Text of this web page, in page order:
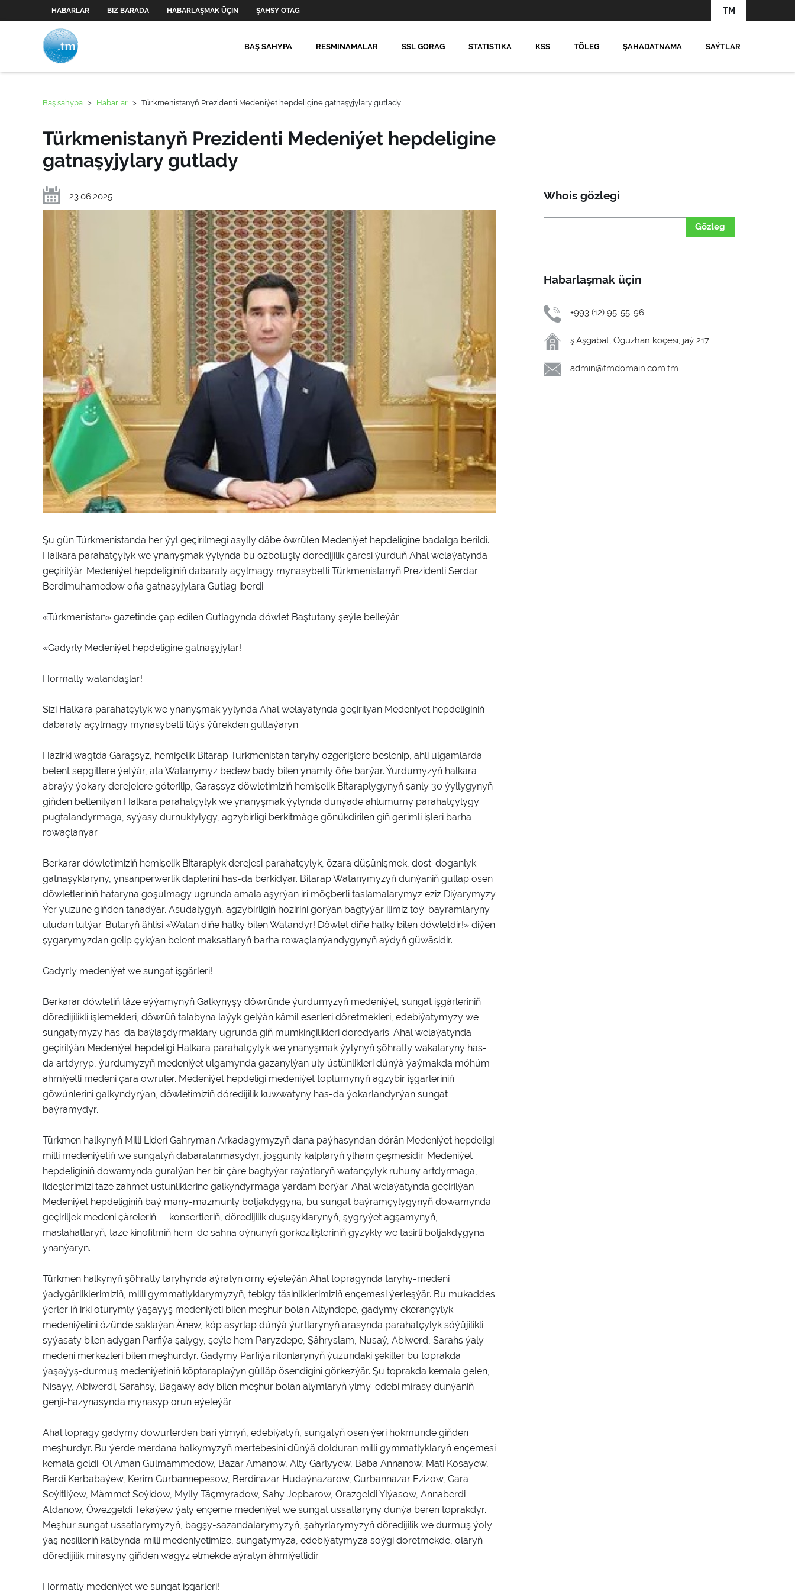
HABARLAR BIZ BARADA HABARLAŞMAK ÜÇIN ŞAHSY OTAG TM
BAŞ SAHYPA RESMINAMALAR SSL GORAG STATISTIKA KSS TÖLEG ŞAHADATNAMA SAÝTLAR
Baş sahypa > Habarlar > Türkmenistanyň Prezidenti Medeniýet hepdeligine gatnaşyjylary gutlady
Türkmenistanyň Prezidenti Medeniýet hepdeligine
gatnaşyjylary gutlady
23.06.2025
Şu gün Türkmenistanda her ýyl geçirilmegi asylly däbe öwrülen Medeniýet hepdeligine badalga berildi.
Halkara parahatçylyk we ynanyşmak ýylynda bu özboluşly döredijilik çäresi ýurduň Ahal welaýatynda
geçirilýär. Medeniýet hepdeliginiň dabaraly açylmagy mynasybetli Türkmenistanyň Prezidenti Serdar
Berdimuhamedow oňa gatnaşyjylara Gutlag iberdi.
«Türkmenistan» gazetinde çap edilen Gutlagynda döwlet Baştutany şeýle belleýär:
«Gadyrly Medeniýet hepdeligine gatnaşyjylar!
Hormatly watandaşlar!
Sizi Halkara parahatçylyk we ynanyşmak ýylynda Ahal welaýatynda geçirilýän Medeniýet hepdeliginiň
dabaraly açylmagy mynasybetli tüýs ýürekden gutlaýaryn.
Häzirki wagtda Garaşsyz, hemişelik Bitarap Türkmenistan taryhy özgerişlere beslenip, ähli ulgamlarda
belent sepgitlere ýetýär, ata Watanymyz bedew bady bilen ynamly öňe barýar. Ýurdumyzyň halkara
abraýy ýokary derejelere göterilip, Garaşsyz döwletimiziň hemişelik Bitaraplygynyň şanly 30 ýyllygynyň
giňden bellenilýän Halkara parahatçylyk we ynanyşmak ýylynda dünýäde ählumumy parahatçylygy
pugtalandyrmaga, syýasy durnuklylygy, agzybirligi berkitmäge gönükdirilen giň gerimli işleri barha
rowaçlanýar.
Berkarar döwletimiziň hemişelik Bitaraplyk derejesi parahatçylyk, özara düşünişmek, dost-doganlyk
gatnaşyklaryny, ynsanperwerlik däplerini has-da berkidýär. Bitarap Watanymyzyň dünýäniň gülläp ösen
döwletleriniň hataryna goşulmagy ugrunda amala aşyrýan iri möçberli taslamalarymyz eziz Diýarymyzy
Ýer ýüzüne giňden tanadýar. Asudalygyň, agzybirligiň hözirini görýän bagtyýar ilimiz toý-baýramlaryny
uludan tutýar. Bularyň ählisi «Watan diňe halky bilen Watandyr! Döwlet diňe halky bilen döwletdir!» diýen
şygarymyzdan gelip çykýan belent maksatlaryň barha rowaçlanýandygynyň aýdyň güwäsidir.
Gadyrly medeniýet we sungat işgärleri!
Berkarar döwletiň täze eýýamynyň Galkynyşy döwründe ýurdumyzyň medeniýet, sungat işgärleriniň
döredijilikli işlemekleri, döwrüň talabyna laýyk gelýän kämil eserleri döretmekleri, edebiýatymyzy we
sungatymyzy has-da baýlaşdyrmaklary ugrunda giň mümkinçilikleri döredýäris. Ahal welaýatynda
geçirilýän Medeniýet hepdeligi Halkara parahatçylyk we ynanyşmak ýylynyň şöhratly wakalaryny has-
da artdyryp, ýurdumyzyň medeniýet ulgamynda gazanylýan uly üstünlikleri dünýä ýaýmakda möhüm
ähmiýetli medeni çärä öwrüler. Medeniýet hepdeligi medeniýet toplumynyň agzybir işgärleriniň
göwünlerini galkyndyrýan, döwletimiziň döredijilik kuwwatyny has-da ýokarlandyrýan sungat
baýramydyr.
Türkmen halkynyň Milli Lideri Gahryman Arkadagymyzyň dana paýhasyndan dörän Medeniýet hepdeligi
milli medeniýetiň we sungatyň dabaralanmasydyr, joşgunly kalplaryň ylham çeşmesidir. Medeniýet
hepdeliginiň dowamynda guralýan her bir çäre bagtyýar raýatlaryň watançylyk ruhuny artdyrmaga,
ildeşlerimizi täze zähmet üstünliklerine galkyndyrmaga ýardam berýär. Ahal welaýatynda geçirilýän
Medeniýet hepdeliginiň baý many-mazmunly boljakdygyna, bu sungat baýramçylygynyň dowamynda
geçiriljek medeni çäreleriň — konsertleriň, döredijilik duşuşyklarynyň, şygryýet agşamynyň,
maslahatlaryň, täze kinofilmiň hem-de sahna oýnunyň görkezilişleriniň gyzykly we täsirli boljakdygyna
ynanýaryn.
Türkmen halkynyň şöhratly taryhynda aýratyn orny eýeleýän Ahal topragynda taryhy-medeni
ýadygärliklerimiziň, milli gymmatlyklarymyzyň, tebigy täsinliklerimiziň ençemesi ýerleşýär. Bu mukaddes
ýerler iň irki oturymly ýaşaýyş medeniýeti bilen meşhur bolan Altyndepe, gadymy ekerançylyk
medeniýetini özünde saklaýan Änew, köp asyrlap dünýä ýurtlarynyň arasynda parahatçylyk söýüjilikli
syýasaty bilen adygan Parfiýa şalygy, şeýle hem Paryzdepe, Şähryslam, Nusaý, Abiwerd, Sarahs ýaly
medeni merkezleri bilen meşhurdyr. Gadymy Parfiýa ritonlarynyň ýüzündäki şekiller bu toprakda
ýaşaýyş-durmuş medeniýetiniň köptaraplaýyn gülläp ösendigini görkezýär. Şu toprakda kemala gelen,
Nisaýy, Abiwerdi, Sarahsy, Bagawy ady bilen meşhur bolan alymlaryň ylmy-edebi mirasy dünýäniň
genji-hazynasynda mynasyp orun eýeleýär.
Ahal topragy gadymy döwürlerden bäri ylmyň, edebiýatyň, sungatyň ösen ýeri hökmünde giňden
meşhurdyr. Bu ýerde merdana halkymyzyň mertebesini dünýä dolduran milli gymmatlyklaryň ençemesi
kemala geldi. Ol Aman Gulmämmedow, Bazar Amanow, Alty Garlyýew, Baba Annanow, Mäti Kösäýew,
Berdi Kerbabaýew, Kerim Gurbannepesow, Berdinazar Hudaýnazarow, Gurbannazar Ezizow, Gara
Seýitliýew, Mämmet Seýidow, Mylly Täçmyradow, Sahy Jepbarow, Orazgeldi Ylýasow, Annaberdi
Atdanow, Öwezgeldi Tekäýew ýaly ençeme medeniýet we sungat ussatlaryny dünýä beren toprakdyr.
Meşhur sungat ussatlarymyzyň, bagşy-sazandalarymyzyň, şahyrlarymyzyň döredijilik we durmuş ýoly
ýaş nesilleriň kalbynda milli medeniýetimize, sungatymyza, edebiýatymyza söýgi döretmekde, olaryň
döredijilik mirasyny giňden wagyz etmekde aýratyn ähmiýetlidir.
Hormatly medeniýet we sungat işgärleri!
Whois gözlegi
Gözleg
Habarlaşmak üçin
+993 (12) 95-55-96
ş.Aşgabat, Oguzhan köçesi, jaý 217.
admin@tmdomain.com.tm